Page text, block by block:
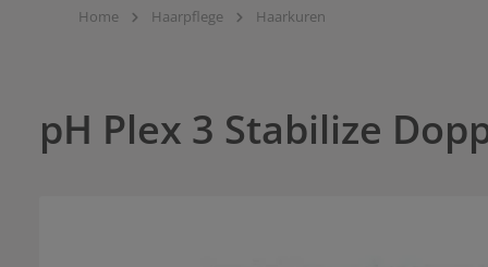
Home Haarpflege Haarkuren
pH Plex 3 Stabilize